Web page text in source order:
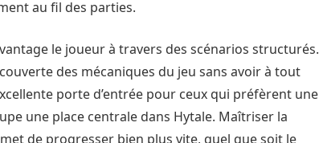
au fil des parties.
le joueur à travers des scénarios structurés.
des mécaniques du jeu sans avoir à tout
porte d’entrée pour ceux qui préfèrent une
une place centrale dans Hytale. Maîtriser la
de progresser bien plus vite, quel que soit le